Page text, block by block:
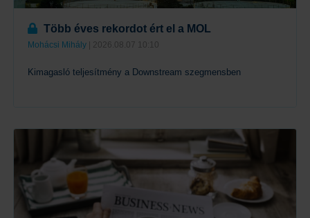
Több éves rekordot ért el a MOL
Mohácsi Mihály | 2026.08.07 10:10
Kimagasló teljesítmény a Downstream szegmensben